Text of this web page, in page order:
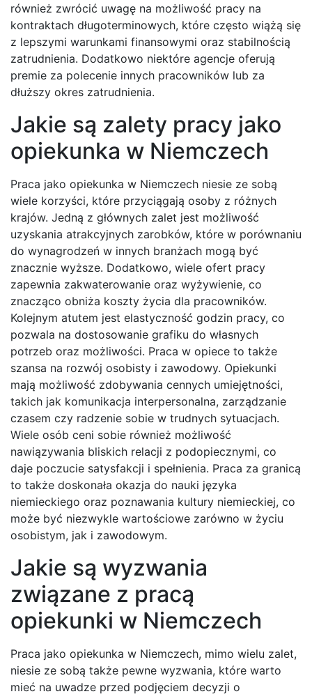
również zwrócić uwagę na możliwość pracy na
kontraktach długoterminowych, które często wiążą się
z lepszymi warunkami finansowymi oraz stabilnością
zatrudnienia. Dodatkowo niektóre agencje oferują
premie za polecenie innych pracowników lub za
dłuższy okres zatrudnienia.
Jakie są zalety pracy jako
opiekunka w Niemczech
Praca jako opiekunka w Niemczech niesie ze sobą
wiele korzyści, które przyciągają osoby z różnych
krajów. Jedną z głównych zalet jest możliwość
uzyskania atrakcyjnych zarobków, które w porównaniu
do wynagrodzeń w innych branżach mogą być
znacznie wyższe. Dodatkowo, wiele ofert pracy
zapewnia zakwaterowanie oraz wyżywienie, co
znacząco obniża koszty życia dla pracowników.
Kolejnym atutem jest elastyczność godzin pracy, co
pozwala na dostosowanie grafiku do własnych
potrzeb oraz możliwości. Praca w opiece to także
szansa na rozwój osobisty i zawodowy. Opiekunki
mają możliwość zdobywania cennych umiejętności,
takich jak komunikacja interpersonalna, zarządzanie
czasem czy radzenie sobie w trudnych sytuacjach.
Wiele osób ceni sobie również możliwość
nawiązywania bliskich relacji z podopiecznymi, co
daje poczucie satysfakcji i spełnienia. Praca za granicą
to także doskonała okazja do nauki języka
niemieckiego oraz poznawania kultury niemieckiej, co
może być niezwykle wartościowe zarówno w życiu
osobistym, jak i zawodowym.
Jakie są wyzwania
związane z pracą
opiekunki w Niemczech
Praca jako opiekunka w Niemczech, mimo wielu zalet,
niesie ze sobą także pewne wyzwania, które warto
mieć na uwadze przed podjęciem decyzji o